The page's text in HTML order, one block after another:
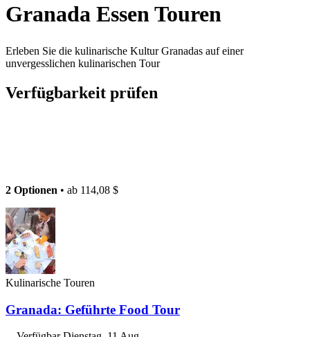
Granada Essen Touren
Erleben Sie die kulinarische Kultur Granadas auf einer
unvergesslichen kulinarischen Tour
Verfügbarkeit prüfen
2 Optionen • ab 114,08 $
Kulinarische Touren
Granada: Geführte Food Tour